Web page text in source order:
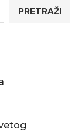
PRETRAŽI